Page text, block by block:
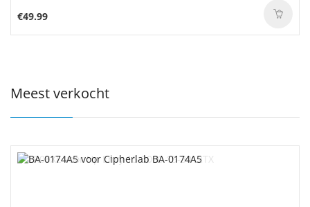
€49.99
Meest verkocht